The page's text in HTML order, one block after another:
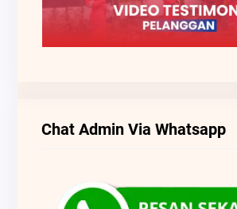
Chat Admin Via Whatsapp